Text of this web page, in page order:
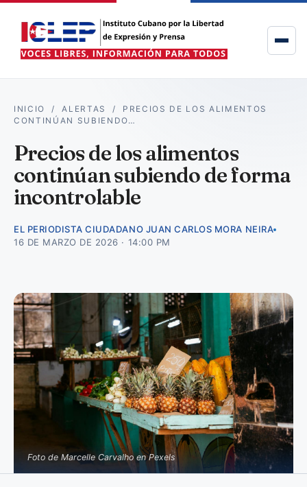
INICIO /ALERTAS / PRECIOS DE LOS ALIMENTOS
CONTINÚAN SUBIENDO…
Precios de los alimentos
continúan subiendo de forma
incontrolable
EL PERIODISTA CIUDADANO JUAN CARLOS MORA NEIRA
16 DE MARZO DE 2026 · 14:00 PM
Foto de Marcelle Carvalho en Pexels